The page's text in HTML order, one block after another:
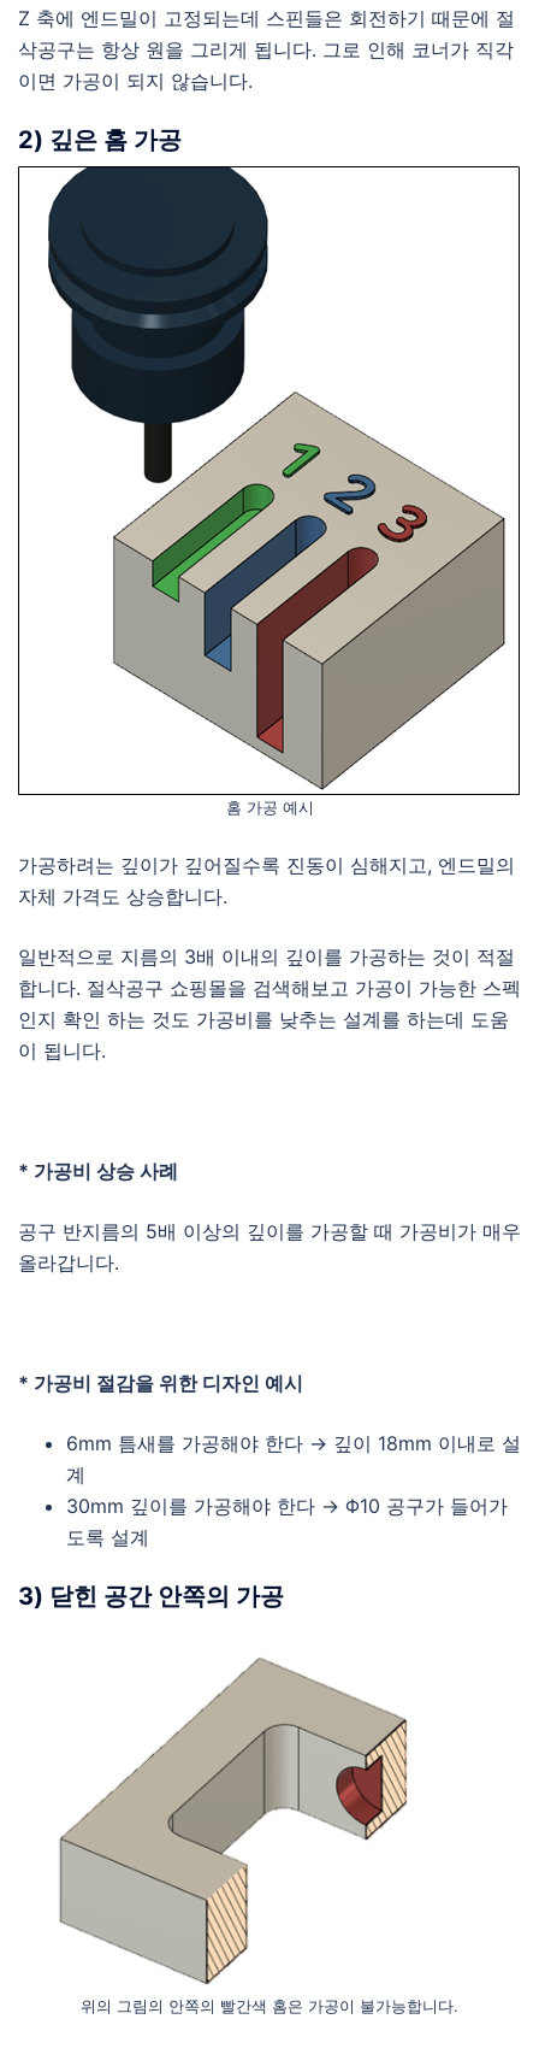
Z 축에 엔드밀이 고정되는데 스핀들은 회전하기 때문에 절
삭공구는 항상 원을 그리게 됩니다. 그로 인해 코너가 직각
이면 가공이 되지 않습니다.
2) 깊은 홈 가공
홈 가공 예시
가공하려는 깊이가 깊어질수록 진동이 심해지고, 엔드밀의
자체 가격도 상승합니다.
일반적으로 지름의 3배 이내의 깊이를 가공하는 것이 적절
합니다. 절삭공구 쇼핑몰을 검색해보고 가공이 가능한 스펙
인지 확인 하는 것도 가공비를 낮추는 설계를 하는데 도움
이 됩니다.
* 가공비 상승 사례
공구 반지름의 5배 이상의 깊이를 가공할 때 가공비가 매우
올라갑니다.
* 가공비 절감을 위한 디자인 예시
6mm 틈새를 가공해야 한다 → 깊이 18mm 이내로 설
계
30mm 깊이를 가공해야 한다 → Φ10 공구가 들어가
도록 설계
3) 닫힌 공간 안쪽의 가공
위의 그림의 안쪽의 빨간색 홈은 가공이 불가능합니다.